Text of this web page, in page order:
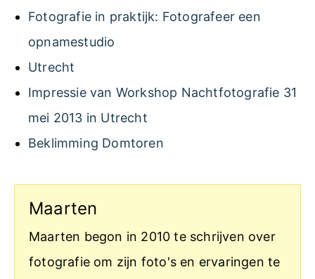
Fotografie in praktijk: Fotografeer een
opnamestudio
Utrecht
Impressie van Workshop Nachtfotografie 31
mei 2013 in Utrecht
Beklimming Domtoren
Maarten
Maarten begon in 2010 te schrijven over
fotografie om zijn foto's en ervaringen te